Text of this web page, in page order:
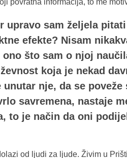
povratna informacija, to me
upravo sam željela
efekte? Nisam
što sam o njoj
koja je nekad
nje, da se poveže
savremena, nastaje
to je način da oni
od ljudi za ljude. Živim u